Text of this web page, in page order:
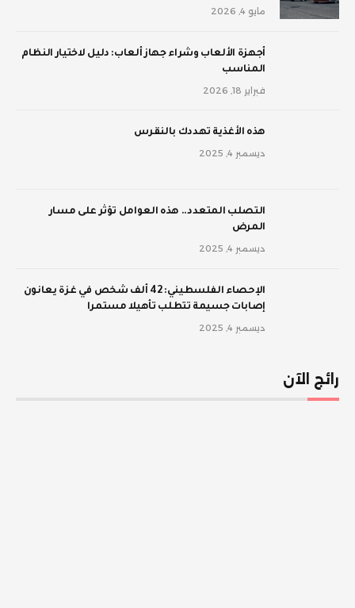
مايو 4, 2026
أجهزة الألعاب وشراء جهاز ألعاب: دليل لاختيار النظام
المناسب
فبراير 18, 2026
‫هذه الأغذية تهددك بالنقرس
ديسمبر 4, 2025
‫التصلب المتعدد.. هذه العوامل تؤثر على مسار
المرض
ديسمبر 4, 2025
الإحصاء الفلسطيني: 42 ألف شخص في غزة يعانون
إصابات جسيمة تتطلب تأهيلا مستمرا
ديسمبر 4, 2025
رائج الآن